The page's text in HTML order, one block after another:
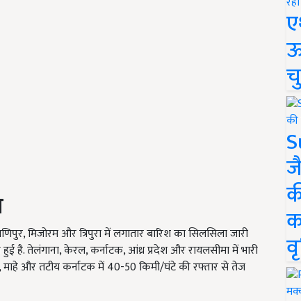
मिजोरम और त्रिपुरा में लगातार बारिश का सिलसिला जारी
है. तेलंगाना, केरल, कर्नाटक, आंध्र प्रदेश और रायलसीमा में भारी
और तटीय कर्नाटक में 40-50 किमी/घंटे की रफ्तार से तेज